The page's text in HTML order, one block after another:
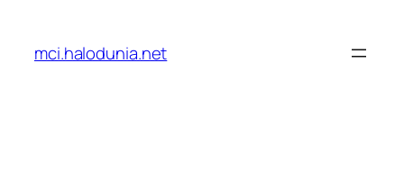
konten
mci.halodunia.net